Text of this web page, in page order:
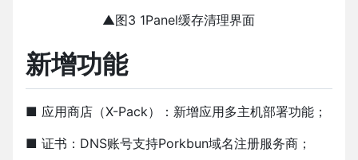
▲图3 1Panel缓存清理界面
新增功能
■ 应用商店（X-Pack）：新增应用多主机部署功能；
■ 证书：DNS账号支持Porkbun域名注册服务商；